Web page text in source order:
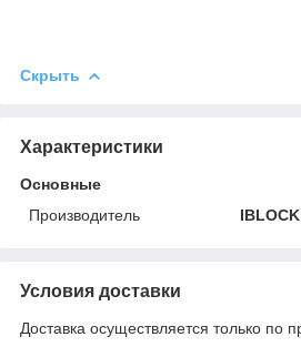
Скрыть
Характеристики
Основные
Производитель
IBLOCK
Условия доставки
Доставка осуществляется только по